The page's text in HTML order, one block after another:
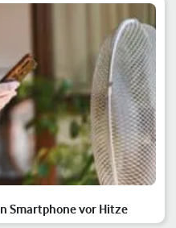
Smartphone vor Hitze